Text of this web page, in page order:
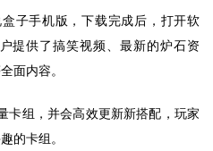
子手机版，下载完成后，打开软
提供了搞笑视频、最新的炉石资
面内容。
卡组，并会高效更新新搭配，玩家
的卡组。